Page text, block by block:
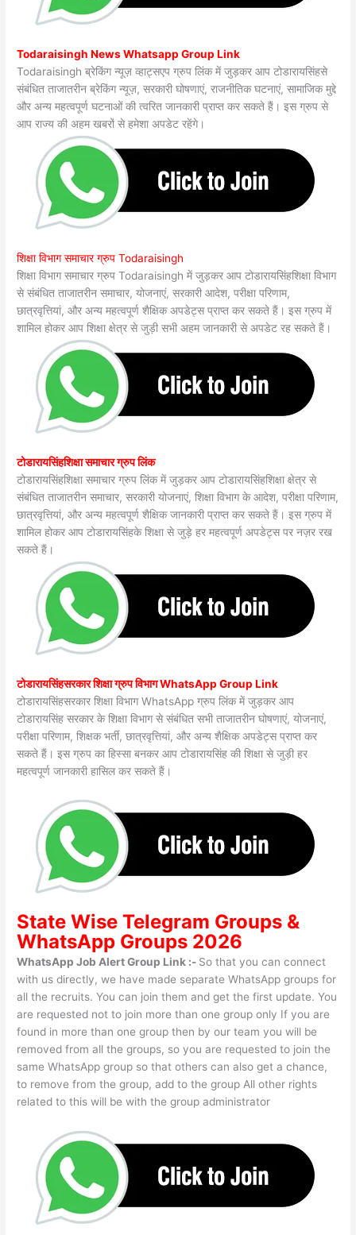
Todaraisingh News Whatsapp Group Link
Todaraisingh ब्रेकिंग न्यूज़ व्हाट्सएप ग्रुप लिंक में जुड़कर आप टोडारायसिंहसे
संबंधित ताजातरीन ब्रेकिंग न्यूज़, सरकारी घोषणाएं, राजनीतिक घटनाएं, सामाजिक मुद्दे
और अन्य महत्वपूर्ण घटनाओं की त्वरित जानकारी प्राप्त कर सकते हैं। इस ग्रुप से
आप राज्य की अहम खबरों से हमेशा अपडेट रहेंगे।
शिक्षा विभाग समाचार ग्रुप Todaraisingh
शिक्षा विभाग समाचार ग्रुप Todaraisingh में जुड़कर आप टोडारायसिंहशिक्षा विभाग
से संबंधित ताजातरीन समाचार, योजनाएं, सरकारी आदेश, परीक्षा परिणाम,
छात्रवृत्तियां, और अन्य महत्वपूर्ण शैक्षिक अपडेट्स प्राप्त कर सकते हैं। इस ग्रुप में
शामिल होकर आप शिक्षा क्षेत्र से जुड़ी सभी अहम जानकारी से अपडेट रह सकते हैं।
टोडारायसिंहशिक्षा समाचार ग्रुप लिंक
टोडारायसिंहशिक्षा समाचार ग्रुप लिंक में जुड़कर आप टोडारायसिंहशिक्षा क्षेत्र से
संबंधित ताजातरीन समाचार, सरकारी योजनाएं, शिक्षा विभाग के आदेश, परीक्षा परिणाम,
छात्रवृत्तियां, और अन्य महत्वपूर्ण शैक्षिक जानकारी प्राप्त कर सकते हैं। इस ग्रुप में
शामिल होकर आप टोडारायसिंहके शिक्षा से जुड़े हर महत्वपूर्ण अपडेट्स पर नज़र रख
सकते हैं।
टोडारायसिंहसरकार शिक्षा ग्रुप विभाग WhatsApp Group Link
टोडारायसिंहसरकार शिक्षा विभाग WhatsApp ग्रुप लिंक में जुड़कर आप
टोडारायसिंह सरकार के शिक्षा विभाग से संबंधित सभी ताजातरीन घोषणाएं, योजनाएं,
परीक्षा परिणाम, शिक्षक भर्ती, छात्रवृत्तियां, और अन्य शैक्षिक अपडेट्स प्राप्त कर
सकते हैं। इस ग्रुप का हिस्सा बनकर आप टोडारायसिंह की शिक्षा से जुड़ी हर
महत्वपूर्ण जानकारी हासिल कर सकते हैं।
State WiseTelegram Groups &
WhatsApp Groups 2026
WhatsApp Job Alert Group Link :- So that you can connect
with us directly, we have made separate WhatsApp groups for
all the recruits. You can join them and get the first update. You
are requested not to join more than one group only If you are
found in more than one group then by our team you will be
removed from all the groups, so you are requested to join the
same WhatsApp group so that others can also get a chance,
to remove from the group, add to the group All other rights
related to this will be with the group administrator